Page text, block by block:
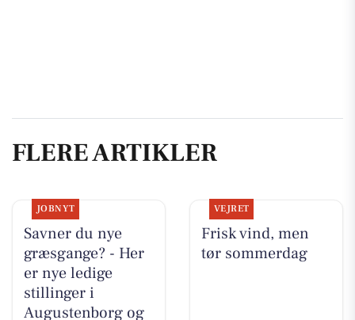
FLERE ARTIKLER
JOBNYT
Savner du nye
græsgange? - Her
er nye ledige
stillinger i
Augustenborg og
VEJRET
Frisk vind, men
tør sommerdag